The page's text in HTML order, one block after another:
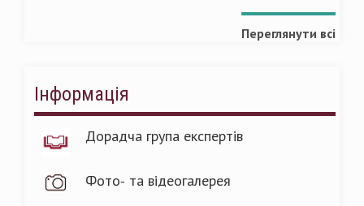
Переглянути всі
Інформація
Дорадча група експертів
Фото- та відеогалерея